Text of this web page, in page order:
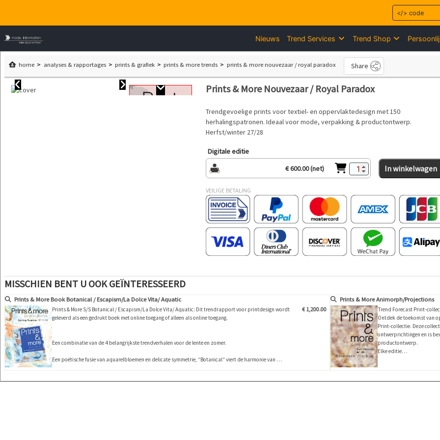
Nieuws Trend Services Trend Shop
home analyses & rapportages prints & grafiek prints & more trends prints & more nouvezaar / royal paradox Share
Prints & More Nouvezaar / Royal Paradox
Trendgevoelige prints voor textiel- en oppervlaktedesign met 150
herhalingspatronen. Ideaal voor mode, verpakking & productontwerp.
Herfst/winter 27/28
Digitale editie
€ 600.00 (net)
In winkelwagen
VEILIGE BETALING
MISSCHIEN BENT U OOK GEÏNTERESSEERD
Prints & More Book Botanical / Escapism/La Dolce Vita/ Aquatic
Prints & More S/S Botanical / Escapism/La Dolce Vita/ Aquatic: Dit trendrapport voor printdesign wordt
geleverd als een gedrukt boek met online toegang of alleen als online toegang.
Een combinatie van de 4 belangrijkste trendverhalen voor de lente en zomer.
Een poëtische fusie van aquarelbloemen en delicate symmetrie, “Botanical“ viert de harmonie van …
€ 1,200.00
Prints & More Animorph/Projections
Trend Forecast Print-
Ontdek de toekomst van
Print-collectie. Deze
ontwerprichtingen en is
productontwerp.
Elke editie…